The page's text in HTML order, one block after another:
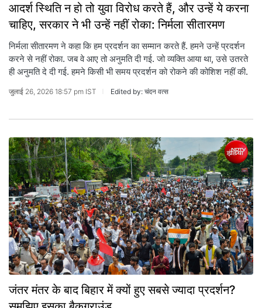
आदर्श स्थिति न हो तो युवा विरोध करते हैं, और उन्हें ये करना
चाहिए, सरकार ने भी उन्हें नहीं रोका: निर्मला सीतारमण
निर्मला सीतारमण ने कहा कि हम प्रदर्शन का सम्मान करते हैं. हमने उन्हें प्रदर्शन
करने से नहीं रोका. जब वे आए तो अनुमति दी गई. जो व्यक्ति आया था, उसे उतरते
ही अनुमति दे दी गई. हमने किसी भी समय प्रदर्शन को रोकने की कोशिश नहीं की.
जुलाई 26, 2026 18:57 pm IST Edited by: चंदन वत्स
जंतर मंतर के बाद बिहार में क्यों हुए सबसे ज्यादा प्रदर्शन?